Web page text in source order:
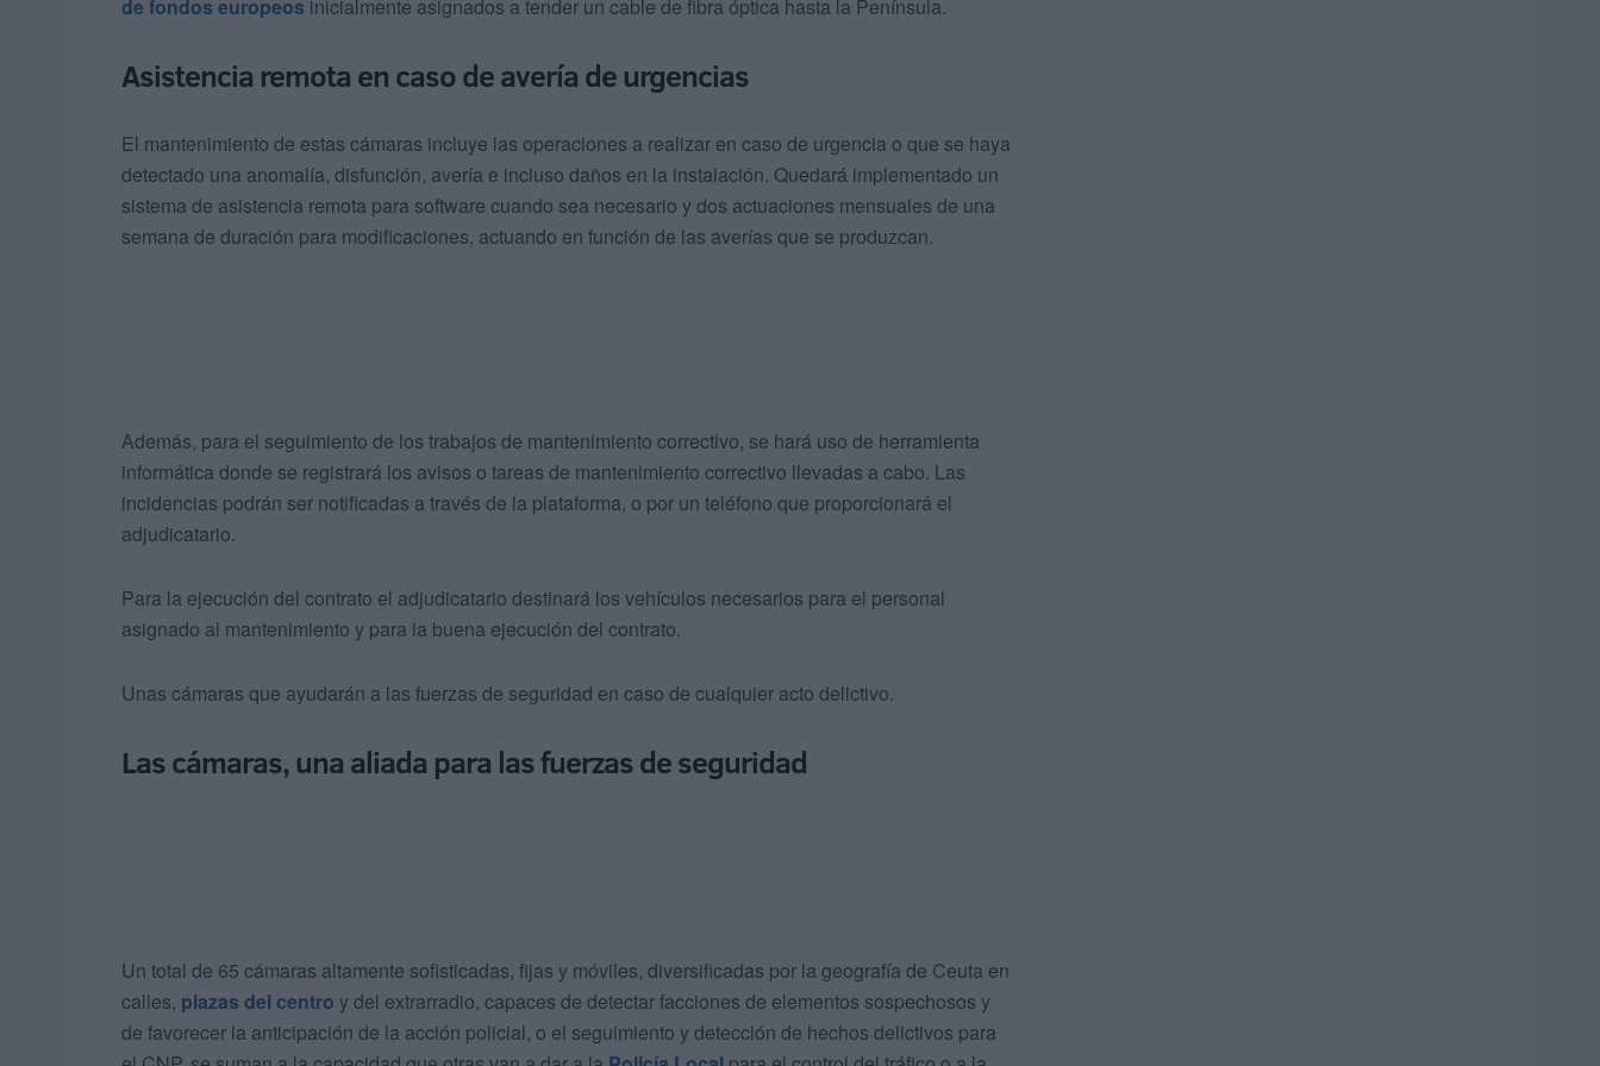
de fondos europeos inicialmente asignados a tender un cable de fibra óptica hasta la Península.
Asistencia remota en caso de avería de urgencias
El mantenimiento de estas cámaras incluye las operaciones a realizar en caso de urgencia o que se haya
detectado una anomalía, disfunción, avería e incluso daños en la instalación. Quedará implementado un
sistema de asistencia remota para software cuando sea necesario y dos actuaciones mensuales de una
semana de duración para modificaciones, actuando en función de las averías que se produzcan.
Además, para el seguimiento de los trabajos de mantenimiento correctivo, se hará uso de herramienta
informática donde se registrará los avisos o tareas de mantenimiento correctivo llevadas a cabo. Las
incidencias podrán ser notificadas a través de la plataforma, o por un teléfono que proporcionará el
adjudicatario.
Para la ejecución del contrato el adjudicatario destinará los vehículos necesarios para el personal
asignado al mantenimiento y para la buena ejecución del contrato.
Unas cámaras que ayudarán a las fuerzas de seguridad en caso de cualquier acto delictivo.
Las cámaras, una aliada para las fuerzas de seguridad
Un total de 65 cámaras altamente sofisticadas, fijas y móviles, diversificadas por la geografía de Ceuta en
calles, plazas del centro y del extrarradio, capaces de detectar facciones de elementos sospechosos y
de favorecer la anticipación de la acción policial, o el seguimiento y detección de hechos delictivos para